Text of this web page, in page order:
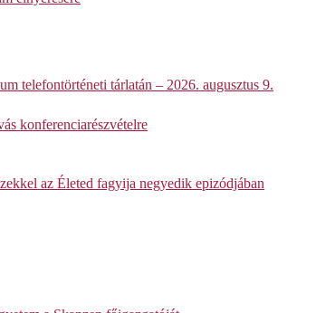
telefontörténeti tárlatán – 2026. augusztus 9.
konferenciarészvételre
az Életed fagyija negyedik epizódjában